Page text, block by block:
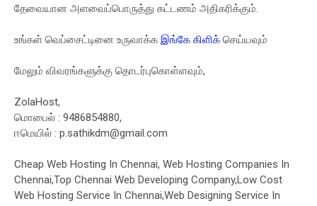
தேவையான அளவைப்பொருத்து கட்டணம் அதிகரிக்கும்.
உங்கள் வெப்சைட்டினை உருவாக்க இங்கே கிளிக் செய்யவும்
மேலும் விவரங்களுக்கு தொடர்புகொள்ளவும்,
ZolaHost,
மொபைல் : 9486854880,
ஈமெயில் : p.sathikdm@gmail.com
Cheap Web Hosting In Chennai, Web Hosting Companies In
Chennai,Top Chennai Web Developing Company,Low Cost
Web Hosting Service In Chennai,Web Designing Service In